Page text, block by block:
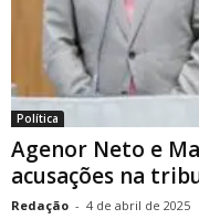
Política
Agenor Neto e
acusações na
Redação - 4 de abril de 2025